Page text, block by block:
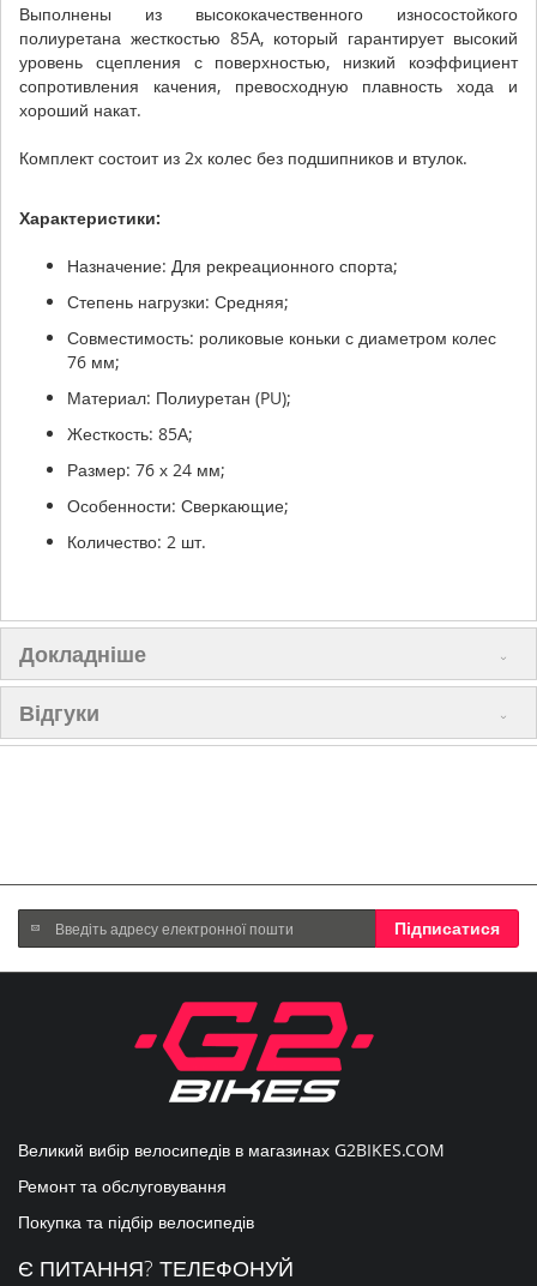
Выполнены из высококачественного износостойкого
полиуретана жесткостью 85А, который гарантирует высокий
уровень сцепления с поверхностью, низкий коэффициент
сопротивления качения, превосходную плавность хода и
хороший накат.
Комплект состоит из 2х колес без подшипников и втулок.
Характеристики:
Назначение: Для рекреационного спорта;
Степень нагрузки: Средняя;
Совместимость: роликовые коньки с диаметром колес
76 мм;
Материал: Полиуретан (PU);
Жесткость: 85А;
Размер: 76 х 24 мм;
Особенности: Сверкающие;
Количество: 2 шт.
Докладніше
Відгуки
Підпишіться
на
нашу
Підписатися
Великий вибір велосипедів в магазинах G2BIKES.COM
Ремонт та обслуговування
Покупка та підбір велосипедів
Є ПИТАННЯ? ТЕЛЕФОНУЙ